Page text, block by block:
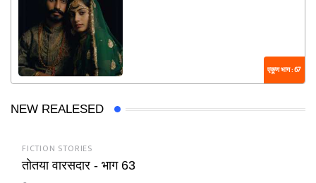
एकूण भाग : 67
NEW REALESED
FICTION STORIES
तोतया वारसदार - भाग 63